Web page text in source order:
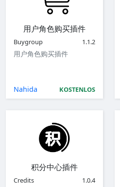
用户角色购买插件
Buygroup 1.1.2
用户角色购买插件
Nahida KOSTENLOS
积分中心插件
Credits 1.0.4